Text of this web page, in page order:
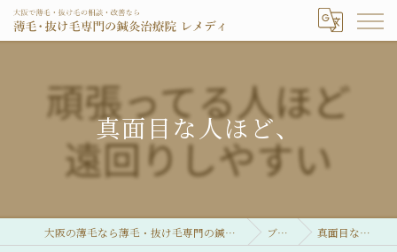
真面目な人ほど、
大阪の薄毛なら薄毛・抜け毛専門の鍼灸治療院 レメディ ブログ 真面目な人ほど、